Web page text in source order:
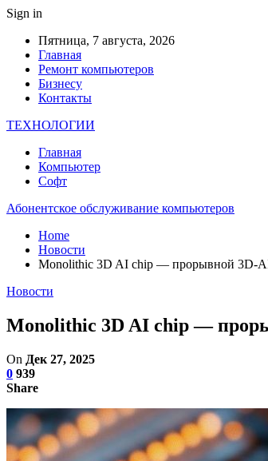
Sign in
Пятница, 7 августа, 2026
Главная
Ремонт компьютеров
Бизнесу
Контакты
ТЕХНОЛОГИИ
Главная
Компьютер
Софт
Абонентское обслуживание компьютеров
Home
Новости
Monolithic 3D AI chip — прорывной 3D-
Новости
Monolithic 3D AI chip —
On Дек 27, 2025
0 939
Share